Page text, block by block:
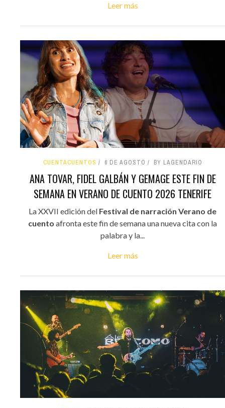
Leer más
CUENTACUENTOS 6 DE AGOSTO BY LAGENDARIO
ANA TOVAR, FIDEL GALBÁN Y GEMAGE ESTE FIN DE
SEMANA EN VERANO DE CUENTO 2026 TENERIFE
La XXVII edición del Festival de narración Verano de
cuento afronta este fin de semana una nueva cita con la
palabra y la...
Leer más